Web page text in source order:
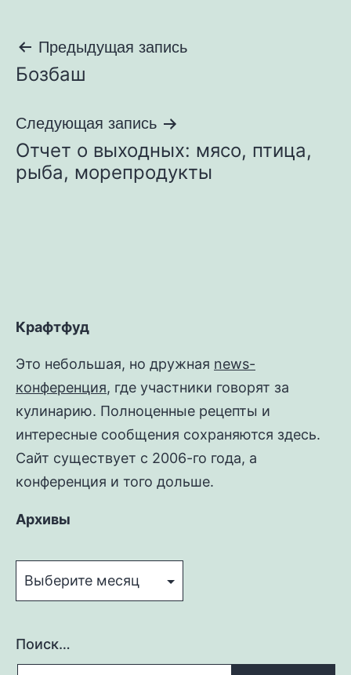
Навигация
по
записям
Предыдущая запись
Бозбаш
Следующая запись
Отчет о выходных: мясо, птица,
рыба, морепродукты
Крафтфуд
Это небольшая, но дружная news-
конференция, где участники говорят за
кулинарию. Полноценные рецепты и
интересные сообщения сохраняются здесь.
Сайт существует с 2006-го года, а
конференция и того дольше.
Архивы
Поиск…